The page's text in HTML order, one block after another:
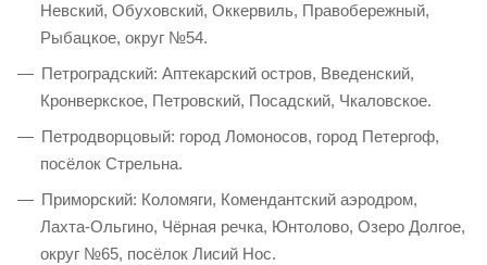
Невский, Обуховский, Оккервиль, Правобережный,
Рыбацкое, округ №54.
Петроградский: Аптекарский остров, Введенский,
Кронверкское, Петровский, Посадский, Чкаловское.
Петродворцовый: город Ломоносов, город Петергоф,
посёлок Стрельна.
Приморский: Коломяги, Комендантский аэродром,
Лахта-Ольгино, Чёрная речка, Юнтолово, Озеро Долгое,
округ №65, посёлок Лисий Нос.